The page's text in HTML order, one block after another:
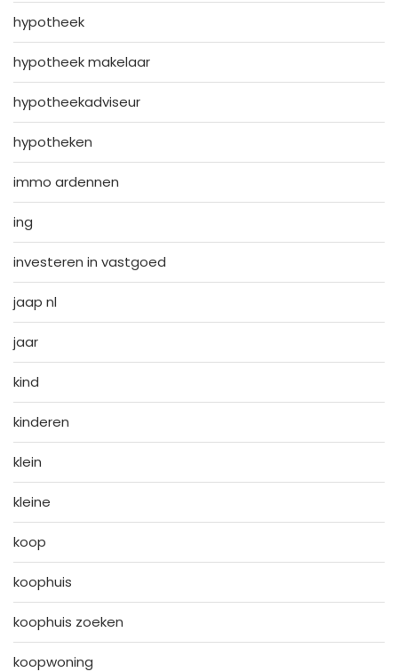
hypotheek
hypotheek makelaar
hypotheekadviseur
hypotheken
immo ardennen
ing
investeren in vastgoed
jaap nl
jaar
kind
kinderen
klein
kleine
koop
koophuis
koophuis zoeken
koopwoning